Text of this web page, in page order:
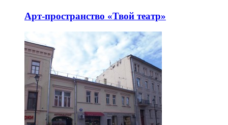
Арт-пространство «Твой театр»